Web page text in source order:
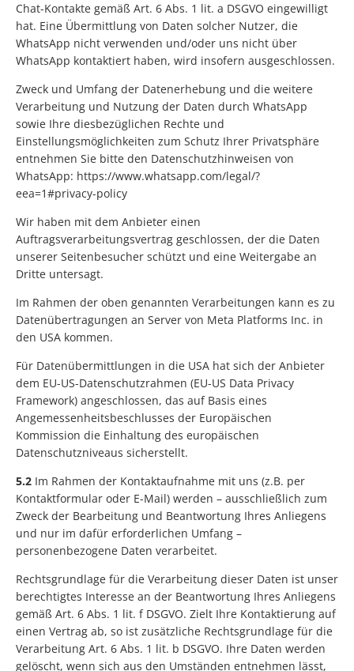
Chat-Kontakte gemäß Art. 6 Abs. 1 lit. a DSGVO eingewilligt
hat. Eine Übermittlung von Daten solcher Nutzer, die
WhatsApp nicht verwenden und/oder uns nicht über
WhatsApp kontaktiert haben, wird insofern ausgeschlossen.
Zweck und Umfang der Datenerhebung und die weitere
Verarbeitung und Nutzung der Daten durch WhatsApp
sowie Ihre diesbezüglichen Rechte und
Einstellungsmöglichkeiten zum Schutz Ihrer Privatsphäre
entnehmen Sie bitte den Datenschutzhinweisen von
WhatsApp: https://www.whatsapp.com/legal/?
eea=1#privacy-policy
Wir haben mit dem Anbieter einen
Auftragsverarbeitungsvertrag geschlossen, der die Daten
unserer Seitenbesucher schützt und eine Weitergabe an
Dritte untersagt.
Im Rahmen der oben genannten Verarbeitungen kann es zu
Datenübertragungen an Server von Meta Platforms Inc. in
den USA kommen.
Für Datenübermittlungen in die USA hat sich der Anbieter
dem EU-US-Datenschutzrahmen (EU-US Data Privacy
Framework) angeschlossen, das auf Basis eines
Angemessenheitsbeschlusses der Europäischen
Kommission die Einhaltung des europäischen
Datenschutzniveaus sicherstellt.
5.2 Im Rahmen der Kontaktaufnahme mit uns (z.B. per
Kontaktformular oder E-Mail) werden – ausschließlich zum
Zweck der Bearbeitung und Beantwortung Ihres Anliegens
und nur im dafür erforderlichen Umfang –
personenbezogene Daten verarbeitet.
Rechtsgrundlage für die Verarbeitung dieser Daten ist unser
berechtigtes Interesse an der Beantwortung Ihres Anliegens
gemäß Art. 6 Abs. 1 lit. f DSGVO. Zielt Ihre Kontaktierung auf
einen Vertrag ab, so ist zusätzliche Rechtsgrundlage für die
Verarbeitung Art. 6 Abs. 1 lit. b DSGVO. Ihre Daten werden
gelöscht, wenn sich aus den Umständen entnehmen lässt,